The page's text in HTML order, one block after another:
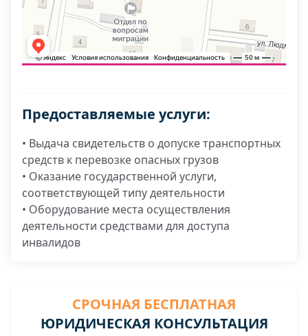
Предоставляемые услуги:
• Выдача свидетельств о допуске транспортных
средств к перевозке опасных грузов
• Оказание государственной услуги,
соответствующей типу деятельности
• Оборудование места осуществления
деятельности средствами для доступа
инвалидов
СРОЧНАЯ БЕСПЛАТНАЯ
ЮРИДИЧЕСКАЯ КОНСУЛЬТАЦИЯ